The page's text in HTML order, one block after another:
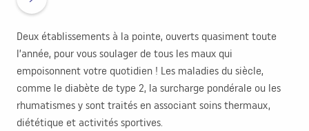
Deux établissements à la pointe, ouverts quasiment toute
l’année, pour vous soulager de tous les maux qui
empoisonnent votre quotidien ! Les maladies du siècle,
comme le diabète de type 2, la surcharge pondérale ou les
rhumatismes y sont traités en associant soins thermaux,
diététique et activités sportives.